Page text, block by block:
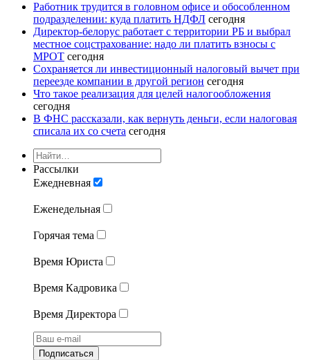
Работник трудится в головном офисе и обособленном
подразделении: куда платить НДФЛ сегодня
Директор-белорус работает с территории РБ и выбрал
местное соцстрахование: надо ли платить взносы с
МРОТ сегодня
Сохраняется ли инвестиционный налоговый вычет при
переезде компании в другой регион сегодня
Что такое реализация для целей налогообложения
сегодня
В ФНС рассказали, как вернуть деньги, если налоговая
списала их со счета сегодня
Рассылки
Ежедневная
Еженедельная
Горячая тема
Время Юриста
Время Кадровика
Время Директора
Подписаться